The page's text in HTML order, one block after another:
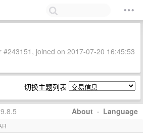
#243151, joined on 2017-07-20 16:45:53
切换主题列表
About · Language